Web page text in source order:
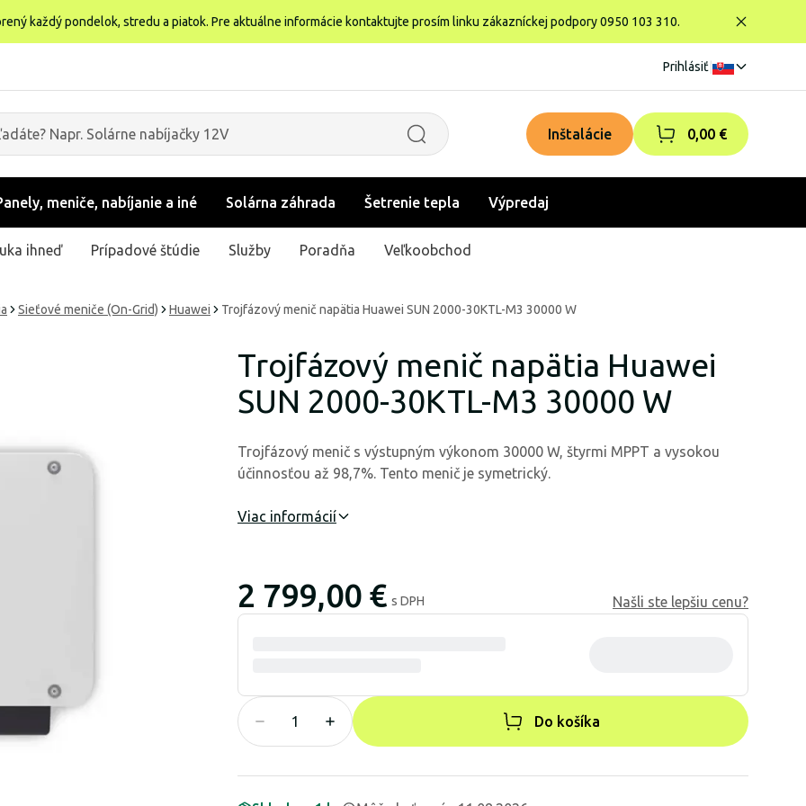
každý pondelok, stredu a piatok. Pre aktuálne informácie kontaktujte prosím linku zákazníckej podpory 0950 103 310.
Prihlásiť
Inštalácie 0,00 €
meniče, nabíjanie a iné Solárna záhrada Šetrenie tepla Výpredaj
ihneď Prípadové štúdie Služby Poradňa Veľkoobchod
Sieťové meniče (On-Grid) Huawei Trojfázový menič napätia Huawei SUN 2000-30KTL-M3 30000 W
Trojfázový menič napätia Huawei
SUN 2000-30KTL-M3 30000 W
Trojfázový menič s výstupným výkonom 30000 W, štyrmi MPPT a vysokou
účinnosťou až 98,7%. Tento menič je symetrický.
Viac informácií
2 799,00 € s DPH Našli ste lepšiu cenu?
Do košíka